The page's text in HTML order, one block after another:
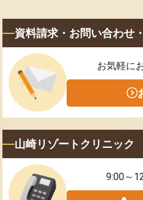
資料請求・お問い合わせ
お気軽に
山崎リゾートクリニック
9:00～